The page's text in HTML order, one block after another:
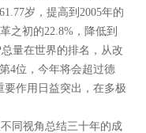
岁，提高到2005年的
之初的22.8%，降低到
量在世界的排名，从改
4位，今年将会超过德
要作用日益突出，在多极
同视角总结三十年的成